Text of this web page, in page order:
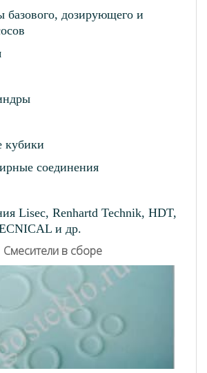
базового, дозирующего и
кубики
соединения
Lisec, Renhartd Technik, HDT,
и др.
Смесители в сборе